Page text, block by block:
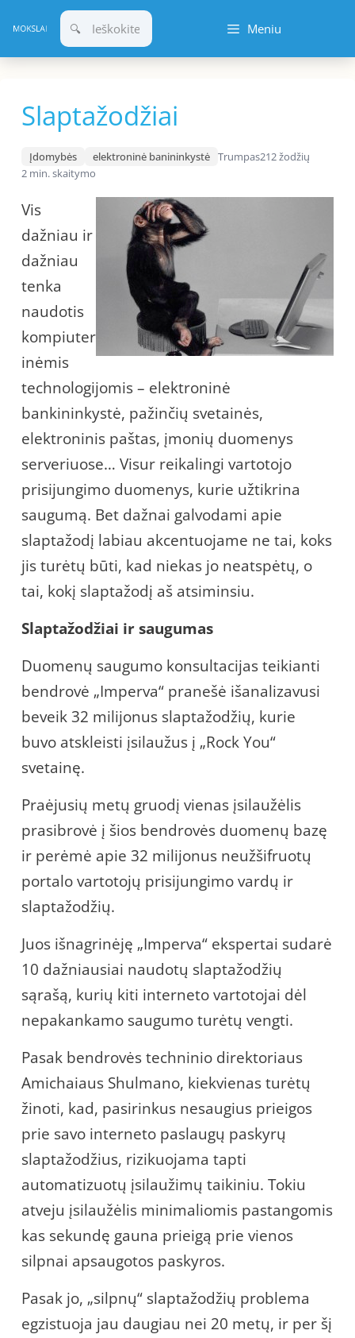
prie
turinio
Meniu
Slaptažodžiai
Įdomybės elektroninė banininkystė Trumpas212 žodžių
2 min. skaitymo
Vis
dažniau ir
dažniau
tenka
naudotis
kompiuter
inėmis
technologijomis – elektroninė
bankininkystė, pažinčių svetainės,
elektroninis paštas, įmonių duomenys
serveriuose… Visur reikalingi vartotojo
prisijungimo duomenys, kurie užtikrina
saugumą. Bet dažnai galvodami apie
slaptažodį labiau akcentuojame ne tai, koks
jis turėtų būti, kad niekas jo neatspėtų, o
tai, kokį slaptažodį aš atsiminsiu.
Slaptažodžiai ir saugumas
Duomenų saugumo konsultacijas teikianti
bendrovė „Imperva“ pranešė išanalizavusi
beveik 32 milijonus slaptažodžių, kurie
buvo atskleisti įsilaužus į „Rock You“
svetainę.
Praėjusių metų gruodį vienas įsilaužėlis
prasibrovė į šios bendrovės duomenų bazę
ir perėmė apie 32 milijonus neužšifruotų
portalo vartotojų prisijungimo vardų ir
slaptažodžių.
Juos išnagrinėję „Imperva“ ekspertai sudarė
10 dažniausiai naudotų slaptažodžių
sąrašą, kurių kiti interneto vartotojai dėl
nepakankamo saugumo turėtų vengti.
Pasak bendrovės techninio direktoriaus
Amichaiaus Shulmano, kiekvienas turėtų
žinoti, kad, pasirinkus nesaugius prieigos
prie savo interneto paslaugų paskyrų
slaptažodžius, rizikuojama tapti
automatizuotų įsilaužimų taikiniu. Tokiu
atveju įsilaužėlis minimaliomis pastangomis
kas sekundę gauna prieigą prie vienos
silpnai apsaugotos paskyros.
Pasak jo, „silpnų“ slaptažodžių problema
egzistuoja jau daugiau nei 20 metų, ir per šį